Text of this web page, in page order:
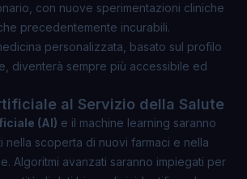
con nuove sperimentazioni cliniche
precedentemente incurabili.
personalizzata , basato sul profilo
diventerà sempre più accessibile ed
al Servizio della Salute
(AI) e il machine learning saranno
nella scoperta di nuovi farmaci e nella
Algoritmi avanzati saranno impiegati per